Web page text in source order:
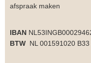
afspraak maken
IBAN
BTW NL 001591020 B33